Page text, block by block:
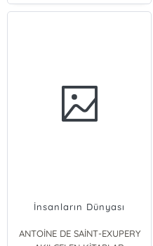
İnsanların Dünyası
ANTOİNE DE SAİNT-EXUPERY